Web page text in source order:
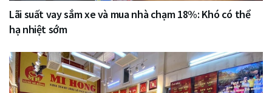
Lãi suất vay sắm xe và mua nhà chạm 18%: Khó có thể
hạ nhiệt sớm